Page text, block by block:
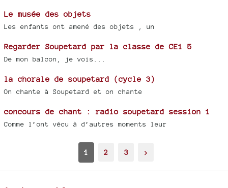
Le musée des objets
Les enfants ont amené des objets , un
Regarder Soupetard par la classe de CE1 5
De mon balcon, je vois...
la chorale de soupetard (cycle 3)
On chante à Soupetard et on chante
concours de chant : radio soupetard session 1
Comme l’ont vécu à d’autres moments leur
1 2 3 >